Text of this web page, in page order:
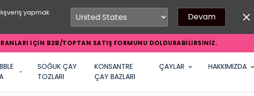
yapmak
Devam
İÇİN B2B/TOPTAN SATIŞ FORMUNU DOLDURABİLİRSİNİZ.
SOĞUK ÇAY
TOZLARI
KONSANTRE
ÇAY BAZLARI
ÇAYLAR HAKKIMIZDA